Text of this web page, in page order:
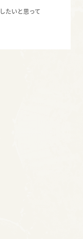
たいと思って